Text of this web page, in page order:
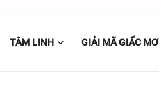
TÂM LINH GIẢI MÃ GIẤC MƠ